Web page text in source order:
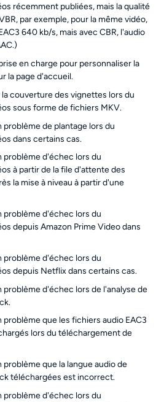
récemment publiées, mais la qualité
par exemple, pour la même vidéo,
640 kb/s, mais avec CBR, l'audio
en charge pour personnaliser la
la page d'accueil.
couverture des vignettes lors du
sous forme de fichiers MKV.
de plantage lors du
dans certains cas.
d'échec lors du
à partir de la file d'attente des
la mise à niveau à partir d'une
d'échec lors du
depuis Amazon Prime Video dans
d'échec lors du
depuis Netflix dans certains cas.
d'échec lors de l'analyse de
que les fichiers audio EAC3
lors du téléchargement de
que la langue audio de
téléchargées est incorrect.
d'échec lors du